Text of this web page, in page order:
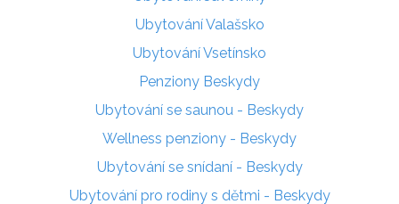
Ubytování Valašsko
Ubytování Vsetínsko
Penziony Beskydy
Ubytování se saunou - Beskydy
Wellness penziony - Beskydy
Ubytování se snídaní - Beskydy
Ubytování pro rodiny s dětmi - Beskydy